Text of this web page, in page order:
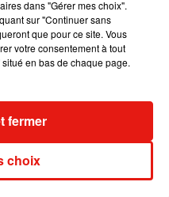
à la vie de chatelain
clip
dans "Gérer mes choix".
sur "Continuer sans
que pour ce site. Vous
votre consentement à tout
en bas de chaque page.
choix
fermer